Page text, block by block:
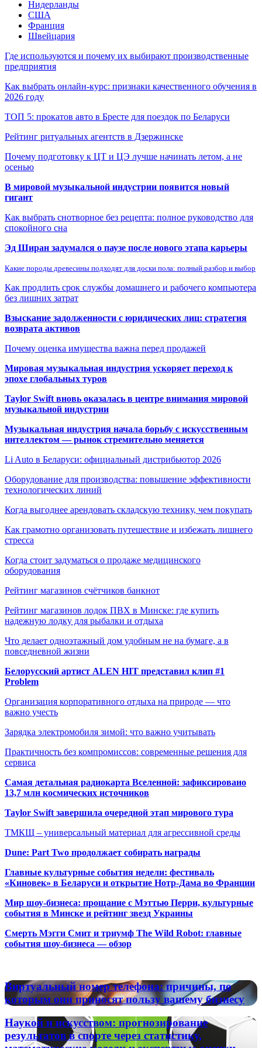
Нидерланды
США
Франция
Швейцария
Где используются и почему их выбирают производственные
предприятия
Как выбрать онлайн-курс: признаки качественного обучения в
2026 году
ТОП 5: прокатов авто в Бресте для поездок по Беларуси
Рейтинг ритуальных агентств в Дзержинске
Почему подготовку к ЦТ и ЦЭ лучше начинать летом, а не
осенью
В мировой музыкальной индустрии появится новый
гигант
Как выбрать снотворное без рецепта: полное руководство для
спокойного сна
Эд Ширан задумался о паузе после нового этапа карьеры
Какие породы древесины подходят для доски пола: полный разбор и выбор
Как продлить срок службы домашнего и рабочего компьютера
без лишних затрат
Взыскание задолженности с юридических лиц: стратегия
возврата активов
Почему оценка имущества важна перед продажей
Мировая музыкальная индустрия ускоряет переход к
эпохе глобальных туров
Taylor Swift вновь оказалась в центре внимания мировой
музыкальной индустрии
Музыкальная индустрия начала борьбу с искусственным
интеллектом — рынок стремительно меняется
Li Auto в Беларуси: официальный дистрибьютор 2026
Оборудование для производства: повышение эффективности
технологических линий
Когда выгоднее арендовать складскую технику, чем покупать
Как грамотно организовать путешествие и избежать лишнего
стресса
Когда стоит задуматься о продаже медицинского
оборудования
Рейтинг магазинов счётчиков банкнот
Рейтинг магазинов лодок ПВХ в Минске: где купить
надежную лодку для рыбалки и отдыха
Что делает одноэтажный дом удобным не на бумаге, а в
повседневной жизни
Белорусский артист ALEN HIT представил клип #1
Problem
Организация корпоративного отдыха на природе — что
важно учесть
Зарядка электромобиля зимой: что важно учитывать
Практичность без компромиссов: современные решения для
сервиса
Самая детальная радиокарта Вселенной: зафиксировано
13,7 млн космических источников
Taylor Swift завершила очередной этап мирового тура
ТМКЩ – универсальный материал для агрессивной среды
Dune: Part Two продолжает собирать награды
Главные культурные события недели: фестиваль
«Киновек» в Беларуси и открытие Нотр-Дама во Франции
Мир шоу-бизнеса: прощание с Мэттью Перри, культурные
события в Минске и рейтинг звезд Украины
Смерть Мэгги Смит и триумф The Wild Robot: главные
события шоу-бизнеса — обзор
Виртуальный
номер
телефона:
причины,
по
которым
Виртуальный номер телефона: причины, по
которым они приносят пользу вашему бизнесу
Наукой
и
искусством:
Наукой и искусством: прогнозирование
результатов в спорте через статистику,